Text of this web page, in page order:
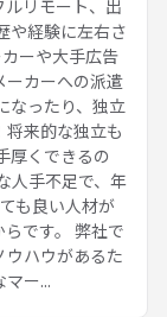
リモート、出
や経験に左右さ
ーや大手広告
ーカーへの派遣
なったり、独立
来的な独立も
厚くできるの
人手不足で、年
も良い人材が
です。 弊社で
ウハウがあるた
ー...